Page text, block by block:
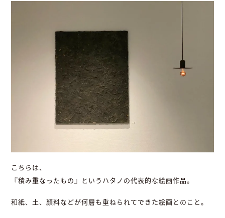
こちらは、
『積み重なったもの』というハタノの代表的な絵画作品。
和紙、土、顔料などが何層も重ねられてできた絵画とのこと。